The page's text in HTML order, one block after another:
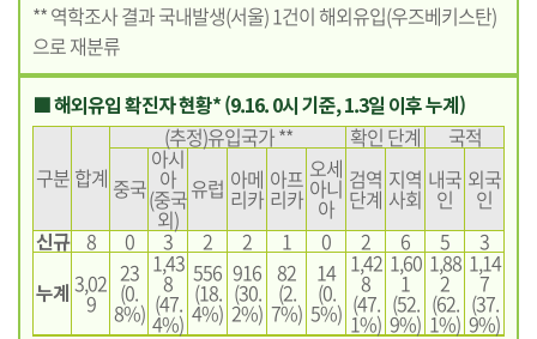
** 역학조사 결과 국내발생(서울) 1건이 해외유입(우즈베키스탄)
으로 재분류
■ 해외유입 확진자 현황* (9.16. 0시 기준, 1.3일 이후 누계)
구분 합계
(추정)유입국가 ** 확인 단계
국적
중국
아시
아
(중국
외)
유럽 아메
리카
아프
리카
오세
아니
아
검역
단계
지역
사회
내국
인
외국
인
신규 8 0 3 2 2 1 0 2 6 5
3
누계 3,02
9
23
(0.
8%)
1,43
8
(47.
4%)
556
(18.
4%)
916
(30.
2%)
82
(2.
7%)
14
(0.
5%)
1,42
8
(47.
1%)
1,60
1
(52.
9%)
1,88
2
(62.
1%)
1,14
7
(37.
9%)